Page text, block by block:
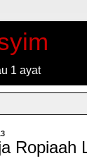
1 ayat
Ropiaah